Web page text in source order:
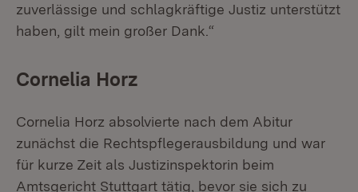
zuverlässige und schlagkräftige Justiz unterstützt
haben, gilt mein großer Dank.“
Cornelia Horz
Cornelia Horz absolvierte nach dem Abitur
zunächst die Rechtspflegerausbildung und war
für kurze Zeit als Justizinspektorin beim
Amtsgericht Stuttgart tätig, bevor sie sich zu